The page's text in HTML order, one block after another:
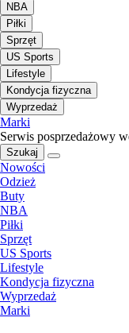
NBA
Piłki
Sprzęt
US Sports
Lifestyle
Kondycja fizyczna
Wyprzedaż
Marki
Serwis posprzedażowy
Szukaj
Nowości
Odzież
Buty
NBA
Piłki
Sprzęt
US Sports
Lifestyle
Kondycja fizyczna
Wyprzedaż
Marki